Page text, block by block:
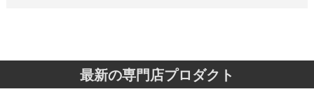
最新の専門店プロダクト